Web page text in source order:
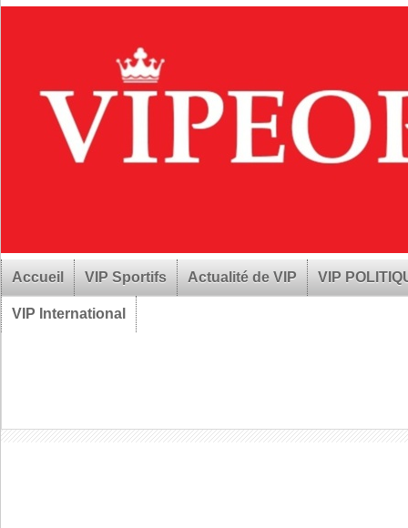
Accueil VIP Sportifs Actualité de VIP VIP
VIP International